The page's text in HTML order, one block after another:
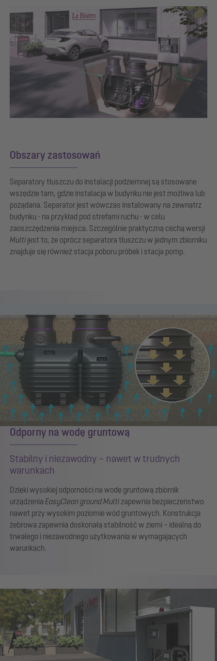
Obszary zastosowań
Separatory tłuszczu do instalacji podziemnej są stosowane
wszędzie tam, gdzie instalacja w budynku nie jest możliwa lub
pożądana. Separator jest wówczas instalowany na zewnątrz
budynku - na przykład pod strefami ruchu - w celu
zaoszczędzenia miejsca. Szczególnie praktyczną cechą wersji
Multijest to, że oprócz separatora tłuszczu w jednym zbiorniku
znajduje się również stacja poboru próbek i stacja pomp.
Odporny na wodę gruntową
Stabilny i niezawodny – nawet w trudnych
warunkach
Dzięki wysokiej odporności na wodę gruntową zbiornik
urządzenia EasyClean ground Multizapewnia bezpieczeństwo
nawet przy wysokim poziomie wód gruntowych. Konstrukcja
żebrowa zapewnia doskonałą stabilność w ziemi – idealną do
trwałego i niezawodnego użytkowania w wymagających
warunkach.